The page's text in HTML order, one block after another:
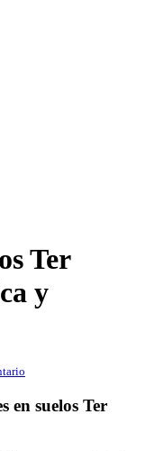
Ter
y
en suelos Ter